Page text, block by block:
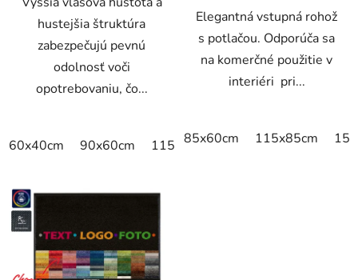
hustejšia štruktúra
zabezpečujú pevnú
odolnosť voči
opotrebovaniu, čo...
60x40cm 90x60cm 115x115cm 150x100cm
Elegantná vstupná rohož
s potlačou. Odporúča sa
na komerčné použitie v
interiéri pri...
85x60cm 115x85cm